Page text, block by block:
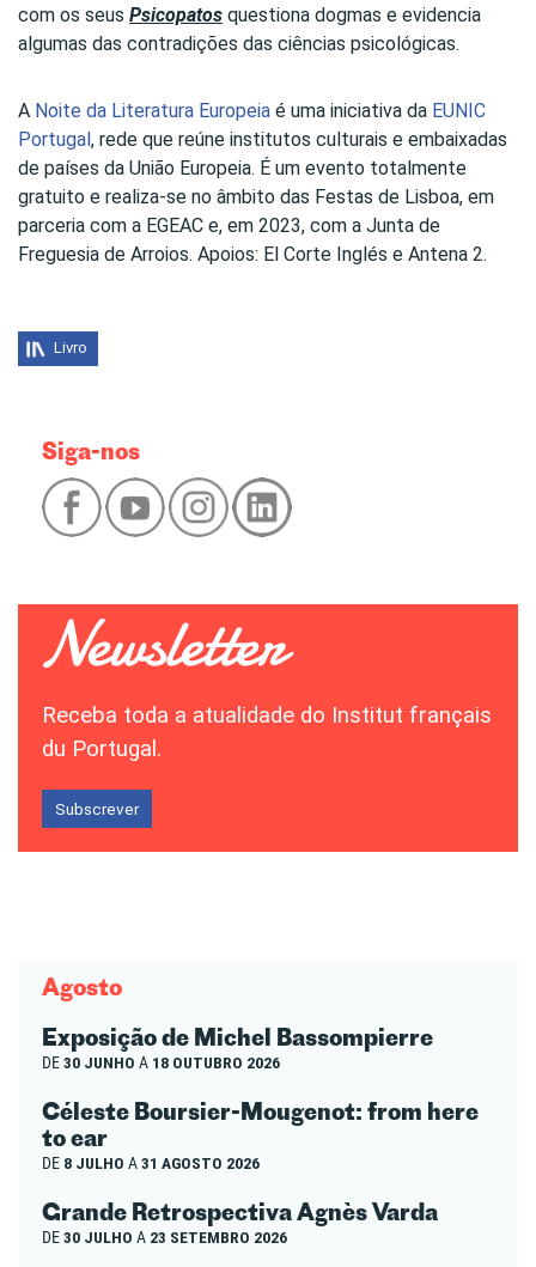
com os seus Psicopatos questiona dogmas e evidencia
algumas das contradições das ciências psicológicas.
A Noite da Literatura Europeia é uma iniciativa da EUNIC
Portugal , rede que reúne institutos culturais e embaixadas
de países da União Europeia. É um evento totalmente
gratuito e realiza-se no âmbito das Festas de Lisboa, em
parceria com a EGEAC e, em 2023, com a Junta de
Freguesia de Arroios. Apoios: El Corte Inglés e Antena 2.
Livro
Siga-nos
Receba toda a atualidade do Institut français
du Portugal.
Subscrever
Agosto
Exposição de Michel Bassompierre
DE30 JUNHO A 18 OUTUBRO 2026
Céleste Boursier-Mougenot: from here
to ear
DE 8 JULHO A31 AGOSTO 2026
Grande Retrospectiva Agnès Varda
DE30 JULHO A 23 SETEMBRO 2026